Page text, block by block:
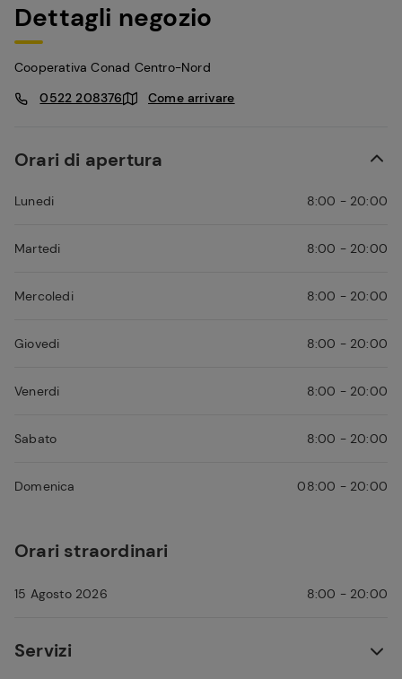
Dettagli negozio
Cooperativa Conad Centro-Nord
0522 208376
Come arrivare
Orari di apertura
Lunedi 8:00 - 20:00
Martedi 8:00 - 20:00
Mercoledi 8:00 - 20:00
Giovedi 8:00 - 20:00
Venerdi 8:00 - 20:00
Sabato 8:00 - 20:00
Domenica 08:00 - 20:00
Orari straordinari
15 Agosto 2026 8:00 - 20:00
Servizi